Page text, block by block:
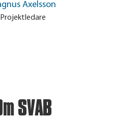
Axelsson
Projektledare
SVAB